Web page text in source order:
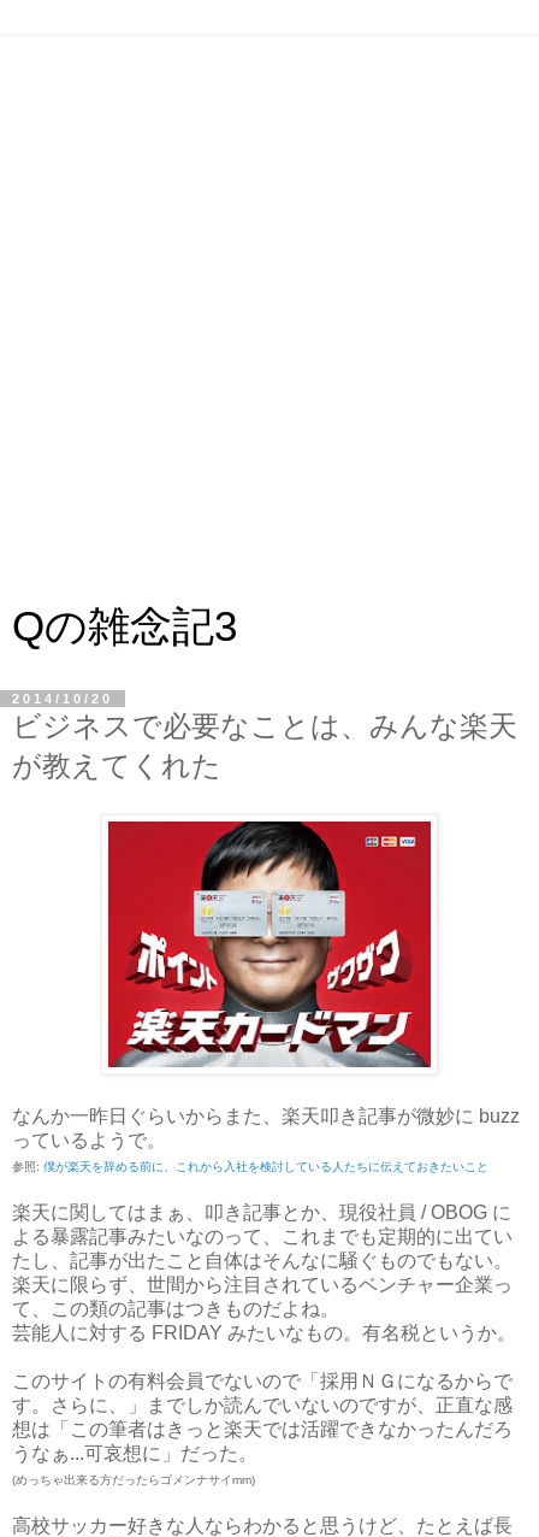
Qの雑念記3
2014/10/20
ビジネスで必要なことは、みんな楽天
が教えてくれた
なんか一昨日ぐらいからまた、楽天叩き記事が微妙に buzz
っているようで。
参照: 僕が楽天を辞める前に、これから入社を検討している人たちに伝えておきたいこと
楽天に関してはまぁ、叩き記事とか、現役社員 / OBOG に
よる暴露記事みたいなのって、これまでも定期的に出てい
たし、記事が出たこと自体はそんなに騒ぐものでもない。
楽天に限らず、世間から注目されているベンチャー企業っ
て、この類の記事はつきものだよね。
芸能人に対する FRIDAY みたいなもの。有名税というか。
このサイトの有料会員でないので「採用ＮＧになるからで
す。さらに、」までしか読んでいないのですが、正直な感
想は「この筆者はきっと楽天では活躍できなかったんだろ
うなぁ...可哀想に」だった。
(めっちゃ出来る方だったらゴメンナサイmm)
高校サッカー好きな人ならわかると思うけど、たとえば長